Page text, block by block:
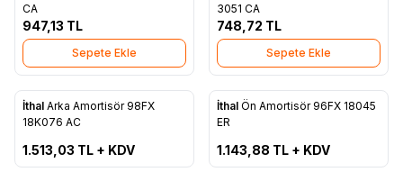
Favorilere Ekle
CA
947,13 TL
Sepete Ekle
Favorilere Ekle
3051 CA
748,72 TL
Sepete Ekle
Favorilere Ekle
İthal Arka Amortisör 98FX
18K076 AC
1.513,03 TL + KDV
Favorilere Ekle
Tükendi
İthal Ön Amortisör 96FX 18045
ER
1.143,88 TL + KDV